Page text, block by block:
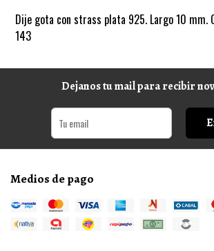
Dije gota con strass plata 925. Largo 10 mm.
143
Dejanos tu mail para recibir
Medios de pago